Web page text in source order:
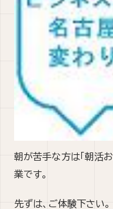
朝が苦手な方は「朝活
業です。
先ずは、ご体験下さい。